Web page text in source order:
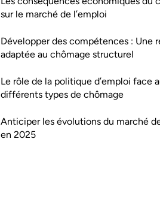
sur le marché de l’emploi
Développer des compétences : Une
adaptée au chômage structurel
Le rôle de la politique d’emploi face
différents types de chômage
Anticiper les évolutions du marché
en 2025